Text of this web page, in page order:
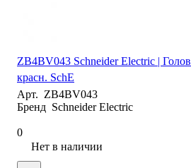
ZB4BV043 Schneider Electric |
красн. SchE
Арт. ZB4BV043
Бренд Schneider Electric
0
Нет в наличии